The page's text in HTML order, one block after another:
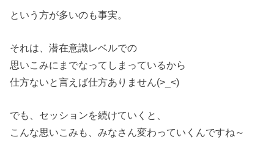
という方が多いのも事実。
それは、潜在意識レベルでの
思いこみにまでなってしまっているから
仕方ないと言えば仕方ありません(>_<)
でも、セッションを続けていくと、
こんな思いこみも、みなさん変わっていくんですね～